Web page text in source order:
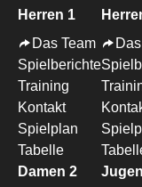
Herren 1
Das Team
Spielberichte
Training
Kontakt
Spielplan
Tabelle
Damen 2